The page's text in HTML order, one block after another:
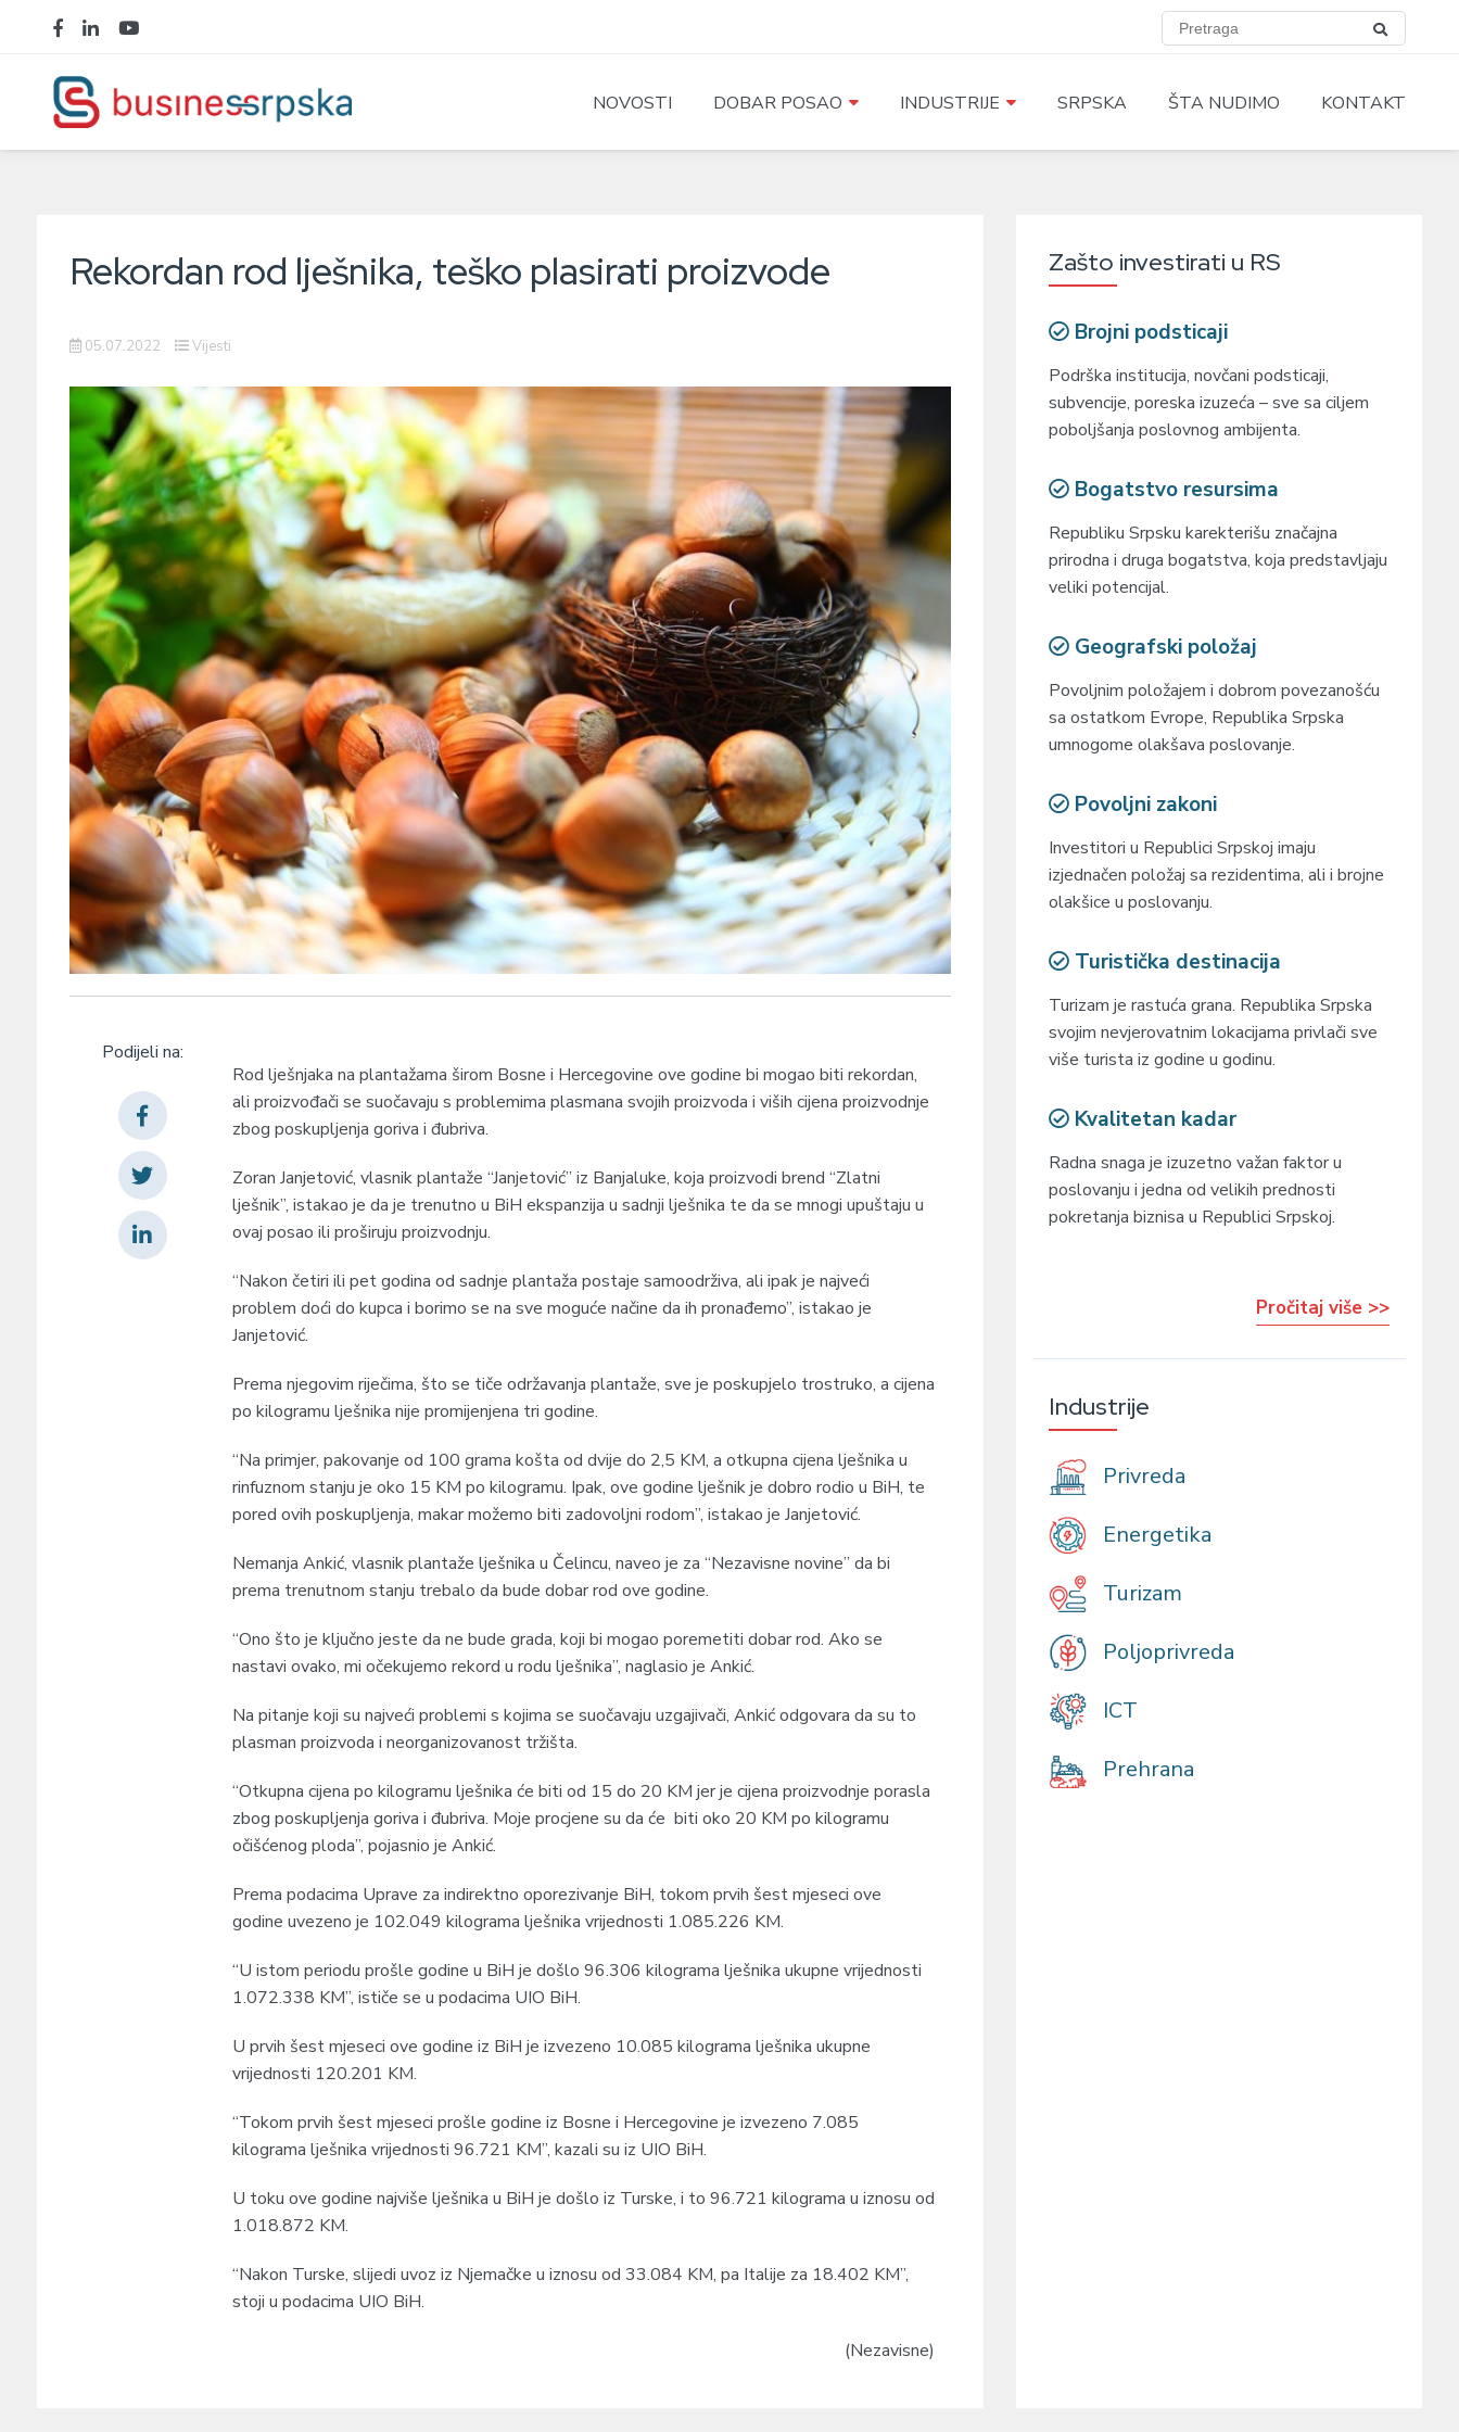
NOVOSTI DOBAR POSAO INDUSTRIJE SRPSKA ŠTA NUDIMO KONTAKT
Rekordan rod lješnika, teško plasirati proizvode
05.07.2022 Vijesti
Podijeli na:
Rod lješnjaka na plantažama širom Bosne i Hercegovine ove godine bi mogao biti rekordan,
ali proizvođači se suočavaju s problemima plasmana svojih proizvoda i viših cijena proizvodnje
zbog poskupljenja goriva i đubriva.
Zoran Janjetović, vlasnik plantaže “Janjetović” iz Banjaluke, koja proizvodi brend “Zlatni
lješnik”, istakao je da je trenutno u BiH ekspanzija u sadnji lješnika te da se mnogi upuštaju u
ovaj posao ili proširuju proizvodnju.
“Nakon četiri ili pet godina od sadnje plantaža postaje samoodrživa, ali ipak je najveći
problem doći do kupca i borimo se na sve moguće načine da ih pronađemo”, istakao je
Janjetović.
Prema njegovim riječima, što se tiče održavanja plantaže, sve je poskupjelo trostruko, a cijena
po kilogramu lješnika nije promijenjena tri godine.
“Na primjer, pakovanje od 100 grama košta od dvije do 2,5 KM, a otkupna cijena lješnika u
rinfuznom stanju je oko 15 KM po kilogramu. Ipak, ove godine lješnik je dobro rodio u BiH, te
pored ovih poskupljenja, makar možemo biti zadovoljni rodom”, istakao je Janjetović.
Nemanja Ankić, vlasnik plantaže lješnika u Čelincu, naveo je za “Nezavisne novine” da bi
prema trenutnom stanju trebalo da bude dobar rod ove godine.
“Ono što je ključno jeste da ne bude grada, koji bi mogao poremetiti dobar rod. Ako se
nastavi ovako, mi očekujemo rekord u rodu lješnika”, naglasio je Ankić.
Na pitanje koji su najveći problemi s kojima se suočavaju uzgajivači, Ankić odgovara da su to
plasman proizvoda i neorganizovanost tržišta.
“Otkupna cijena po kilogramu lješnika će biti od 15 do 20 KM jer je cijena proizvodnje porasla
zbog poskupljenja goriva i đubriva. Moje procjene su da će biti oko 20 KM po kilogramu
očišćenog ploda”, pojasnio je Ankić.
Prema podacima Uprave za indirektno oporezivanje BiH, tokom prvih šest mjeseci ove
godine uvezeno je 102.049 kilograma lješnika vrijednosti 1.085.226 KM.
“U istom periodu prošle godine u BiH je došlo 96.306 kilograma lješnika ukupne vrijednosti
1.072.338 KM”, ističe se u podacima UIO BiH.
U prvih šest mjeseci ove godine iz BiH je izvezeno 10.085 kilograma lješnika ukupne
vrijednosti 120.201 KM.
“Tokom prvih šest mjeseci prošle godine iz Bosne i Hercegovine je izvezeno 7.085
kilograma lješnika vrijednosti 96.721 KM”, kazali su iz UIO BiH.
U toku ove godine najviše lješnika u BiH je došlo iz Turske, i to 96.721 kilograma u iznosu od
1.018.872 KM.
“Nakon Turske, slijedi uvoz iz Njemačke u iznosu od 33.084 KM, pa Italije za 18.402 KM”,
stoji u podacima UIO BiH.
(Nezavisne)
Zašto investirati u RS
Brojni podsticaji
Podrška institucija, novčani podsticaji,
subvencije, poreska izuzeća – sve sa ciljem
poboljšanja poslovnog ambijenta.
Bogatstvo resursima
Republiku Srpsku karekterišu značajna
prirodna i druga bogatstva, koja predstavljaju
veliki potencijal.
Geografski položaj
Povoljnim položajem i dobrom povezanošću
sa ostatkom Evrope, Republika Srpska
umnogome olakšava poslovanje.
Povoljni zakoni
Investitori u Republici Srpskoj imaju
izjednačen položaj sa rezidentima, ali i brojne
olakšice u poslovanju.
Turistička destinacija
Turizam je rastuća grana. Republika Srpska
svojim nevjerovatnim lokacijama privlači sve
više turista iz godine u godinu.
Kvalitetan kadar
Radna snaga je izuzetno važan faktor u
poslovanju i jedna od velikih prednosti
pokretanja biznisa u Republici Srpskoj.
Pročitaj više >>
Industrije
Privreda
Energetika
Turizam
Poljoprivreda
ICT
Prehrana